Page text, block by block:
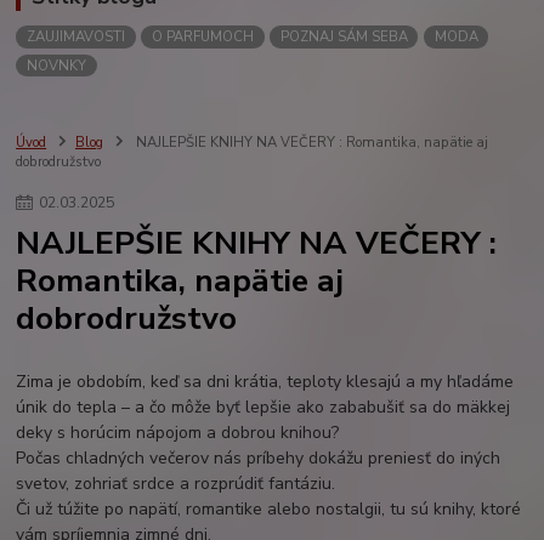
ZAUJIMAVOSTI O PARFUMOCH POZNAJ SÁM SEBA
MODA
NOVNKY
Úvod Blog
NAJLEPŠIE KNIHY NA VEČERY : Romantika, napätie aj
dobrodružstvo
02.03.2025
NAJLEPŠIE KNIHY NA VEČERY :
Romantika, napätie aj
dobrodružstvo
Zima je obdobím, keď sa dni krátia, teploty klesajú a my hľadáme
únik do tepla – a čo môže byť lepšie ako zababušiť sa do mäkkej
deky s horúcim nápojom a dobrou knihou?
Počas chladných večerov nás príbehy dokážu preniesť do iných
svetov, zohriať srdce a rozprúdiť fantáziu.
Či už túžite po napätí, romantike alebo nostalgii, tu sú knihy, ktoré
vám spríjemnia zimné dni.